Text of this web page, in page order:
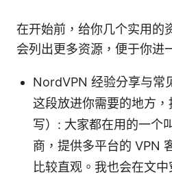
在开始前，给你几个实用的
会列出更多资源，便于你进
NordVPN 经验分享与常
这段放进你需要的地方
写）: 大家都在用的一个
商，提供多平台的 VPN
比较直观。我也会在文